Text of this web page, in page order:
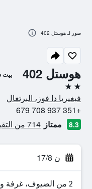
هوستل 402 بيت
2 نجمتين
فيغيريا دا فوز، البرتغال
+351 937 708 679
8.3 ممتاز 714 من التقييمات تم التحقق منها
ن 17/8
2 من الضيوف، غرفة واحدة
صور لـ هوستل 402